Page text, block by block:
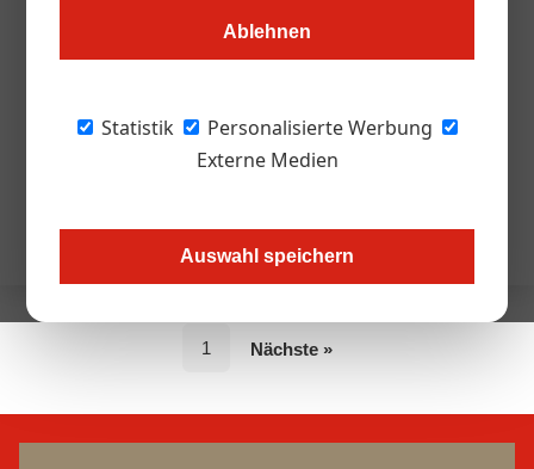
Ablehnen
Statistik
Personalisierte Werbung
Externe Medien
Auswahl speichern
1 Nächste »